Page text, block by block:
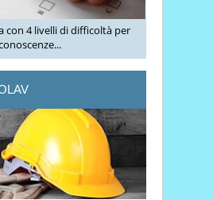
con 4 livelli di difficoltà per